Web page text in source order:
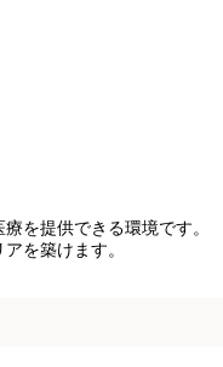
を提供できる環境です。
を築けます。